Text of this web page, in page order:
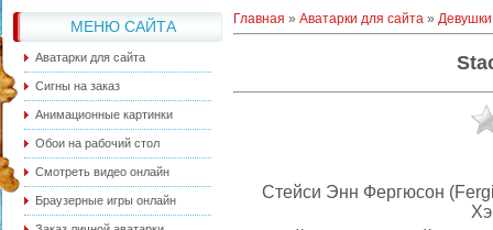
МЕНЮ САЙТА
Аватарки для сайта
Сигны на заказ
Анимационные картинки
Обои на рабочий стол
Смотреть видео онлайн
Браузерные игры онлайн
Главная » Аватарки для сайта »
Стейси Энн Фергюсон